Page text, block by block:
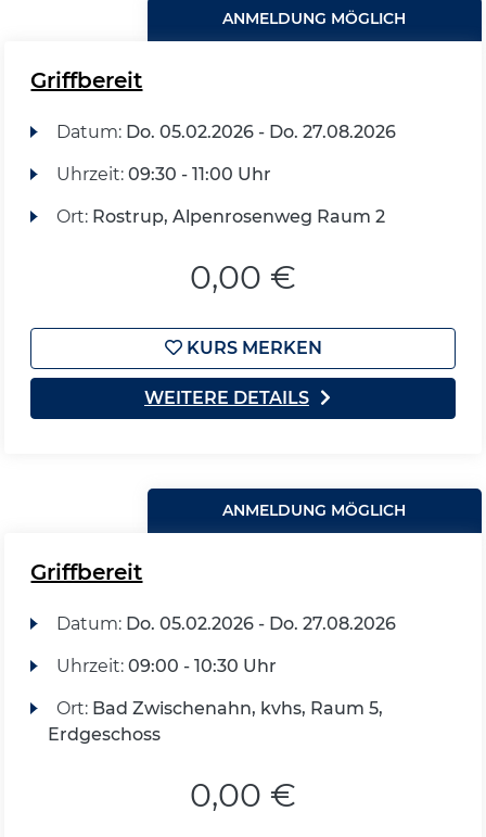
ANMELDUNG MÖGLICH
Griffbereit
Datum: Do. 05.02.2026 - Do. 27.08.2026
Uhrzeit: 09:30 - 11:00 Uhr
Ort: Rostrup, Alpenrosenweg Raum 2
0,00 €
KURS MERKEN
WEITERE DETAILS
ANMELDUNG MÖGLICH
Griffbereit
Datum: Do. 05.02.2026 - Do. 27.08.2026
Uhrzeit: 09:00 - 10:30 Uhr
Ort: Bad Zwischenahn, kvhs, Raum 5,
Erdgeschoss
0,00 €